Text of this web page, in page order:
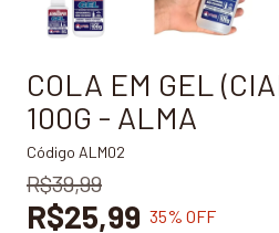
COLA EM GEL
100G - ALMA
Código ALM02
R$39,99
R$25,99 35% OFF